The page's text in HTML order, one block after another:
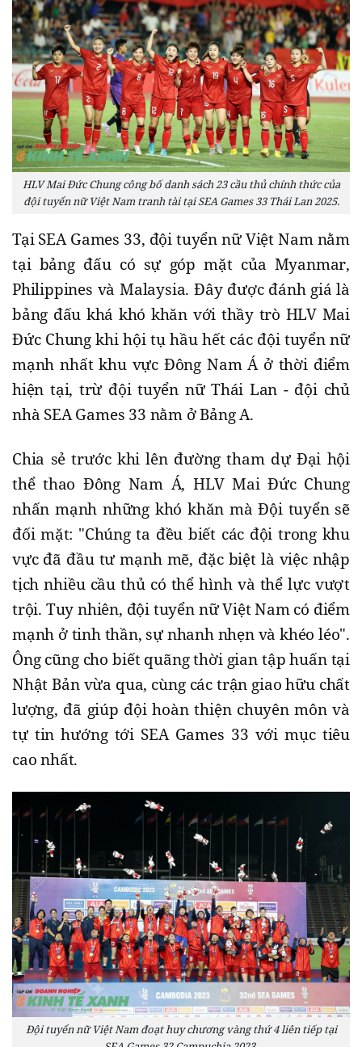
HLV Mai Đức Chung công bố danh sách 23 cầu thủ chính thức của
đội tuyển nữ Việt Nam tranh tài tại SEA Games 33 Thái Lan 2025.
Tại SEA Games 33, đội tuyển nữ Việt Nam nằm
tại bảng đấu có sự góp mặt của Myanmar,
Philippines và Malaysia. Đây được đánh giá là
bảng đấu khá khó khăn với thầy trò HLV Mai
Đức Chung khi hội tụ hầu hết các đội tuyển nữ
mạnh nhất khu vực Đông Nam Á ở thời điểm
hiện tại, trừ đội tuyển nữ Thái Lan - đội chủ
nhà SEA Games 33 nằm ở Bảng A.
Chia sẻ trước khi lên đường tham dự Đại hội
thể thao Đông Nam Á, HLV Mai Đức Chung
nhấn mạnh những khó khăn mà Đội tuyển sẽ
đối mặt: "Chúng ta đều biết các đội trong khu
vực đã đầu tư mạnh mẽ, đặc biệt là việc nhập
tịch nhiều cầu thủ có thể hình và thể lực vượt
trội. Tuy nhiên, đội tuyển nữ Việt Nam có điểm
mạnh ở tinh thần, sự nhanh nhẹn và khéo léo".
Ông cũng cho biết quãng thời gian tập huấn tại
Nhật Bản vừa qua, cùng các trận giao hữu chất
lượng, đã giúp đội hoàn thiện chuyên môn và
tự tin hướng tới SEA Games 33 với mục tiêu
cao nhất.
Đội tuyển nữ Việt Nam đoạt huy chương vàng thứ 4 liên tiếp tại